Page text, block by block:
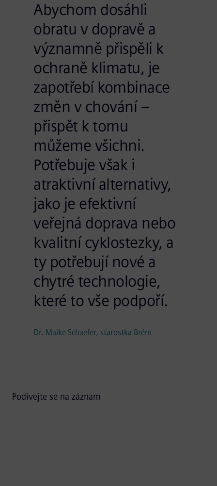
Abychom dosáhli
obratu v dopravě a
významně přispěli k
ochraně klimatu, je
zapotřebí kombinace
změn v chování –
přispět k tomu
můžeme všichni.
Potřebuje však i
atraktivní alternativy,
jako je efektivní
veřejná doprava nebo
kvalitní cyklostezky, a
ty potřebují nové a
chytré technologie,
které to vše podpoří.
Dr. Maike Schaefer, starostka Brém
Podívejte se na záznam